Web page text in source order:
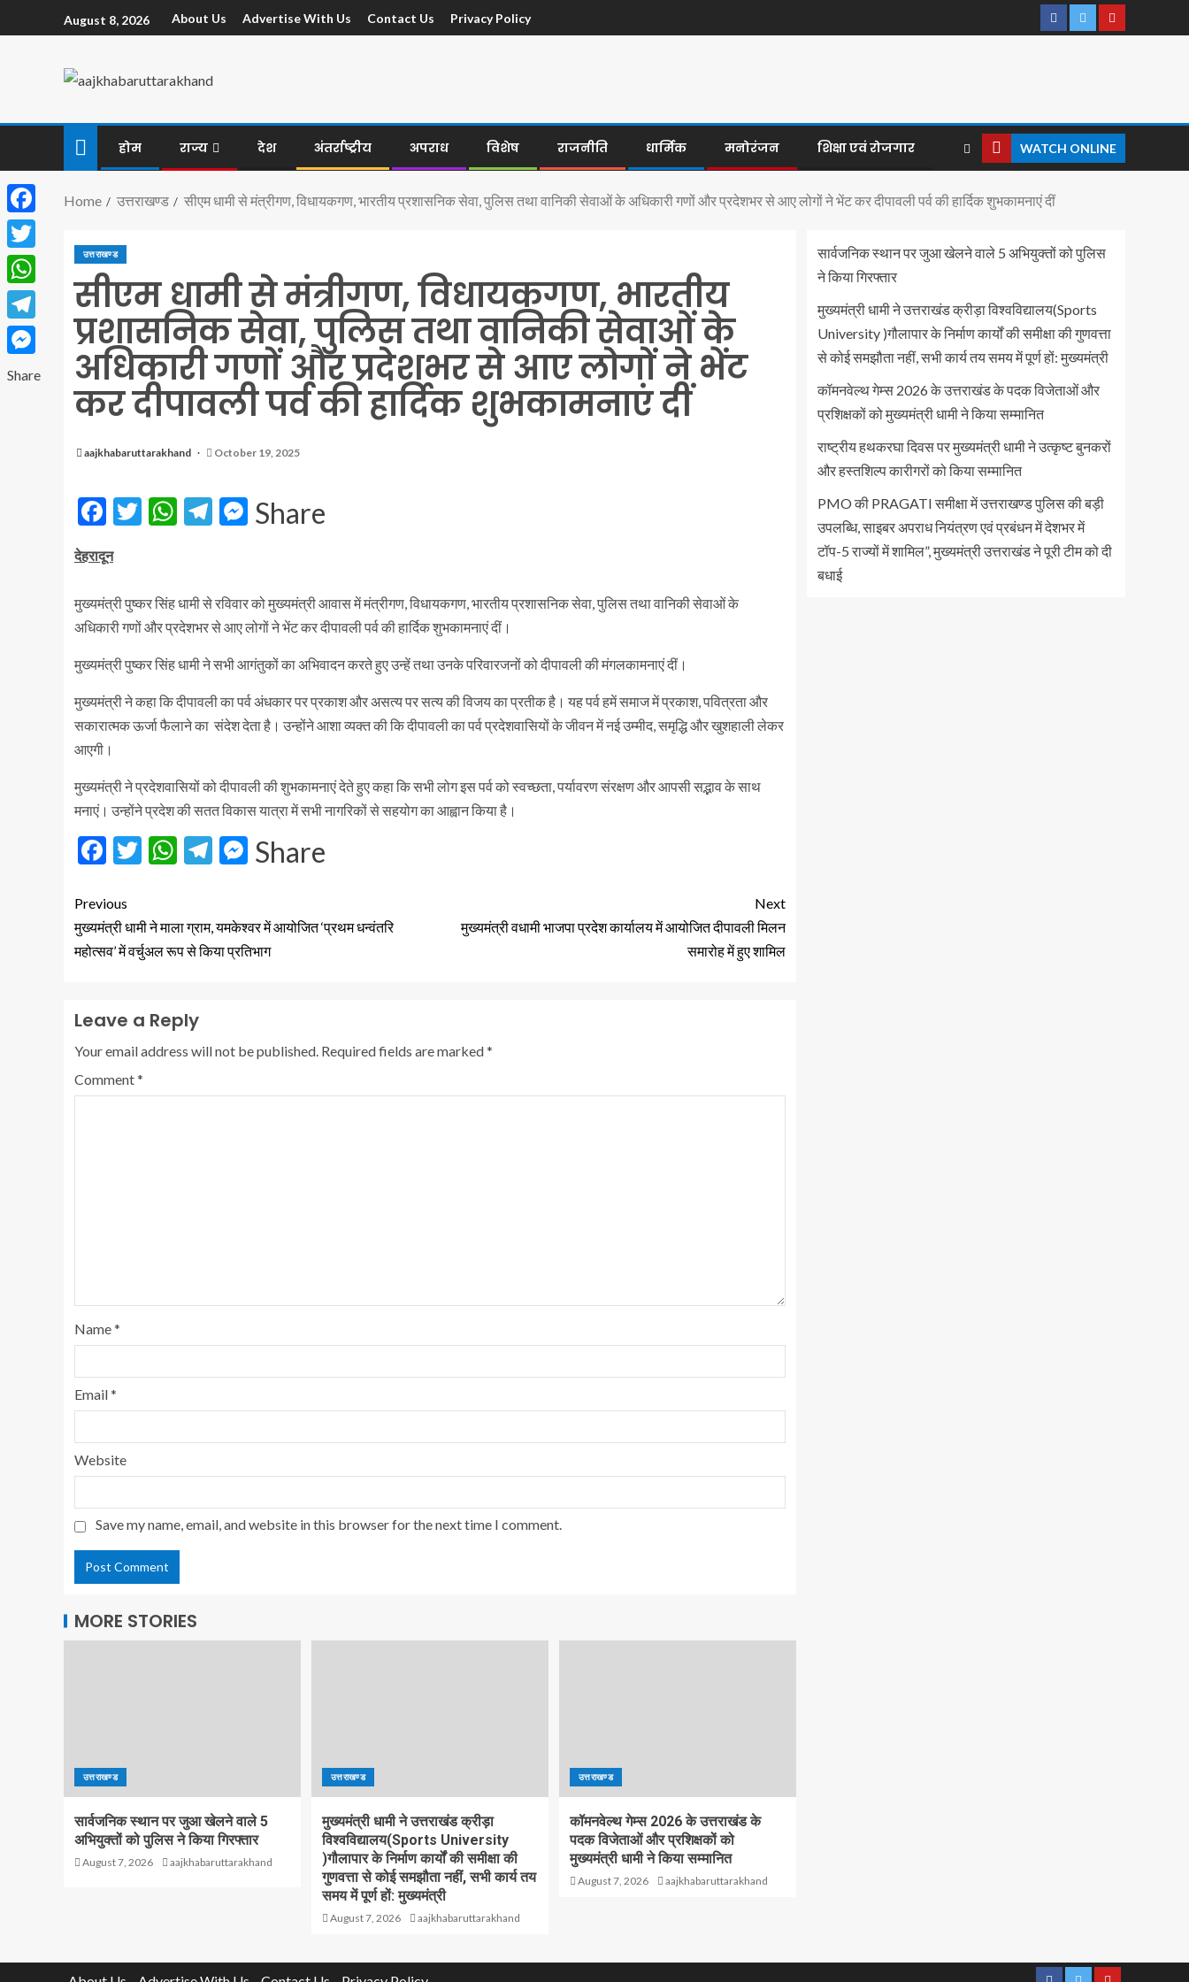
August 8, 2026 About Us Advertise With Us Contact Us Privacy Policy
होम राज्य देश अंतर्राष्ट्रीय अपराध विशेष राजनीति धार्मिक मनोरंजन शिक्षा एवं रोजगार WATCH ONLINE
Home उत्तराखण्ड सीएम धामी से मंत्रीगण, विधायकगण, भारतीय प्रशासनिक सेवा, पुलिस तथा वानिकी सेवाओं के अधिकारी गणों और प्रदेशभर से आए लोगों ने भेंट कर दीपावली पर्व की हार्दिक शुभकामनाएं दीं
उत्तराखण्ड
सीएम धामी से मंत्रीगण, विधायकगण, भारतीय
प्रशासनिक सेवा, पुलिस तथा वानिकी सेवाओं के
अधिकारी गणों और प्रदेशभर से आए लोगों ने भेंट
कर दीपावली पर्व की हार्दिक शुभकामनाएं दीं
aajkhabaruttarakhand October 19, 2025
Facebook
Twitter
WhatsApp
Telegram
Messenger
Share
देहरादून
मुख्यमंत्री पुष्कर सिंह धामी से रविवार को मुख्यमंत्री आवास में मंत्रीगण, विधायकगण, भारतीय प्रशासनिक सेवा, पुलिस तथा वानिकी सेवाओं के
अधिकारी गणों और प्रदेशभर से आए लोगों ने भेंट कर दीपावली पर्व की हार्दिक शुभकामनाएं दीं।
मुख्यमंत्री पुष्कर सिंह धामी ने सभी आगंतुकों का अभिवादन करते हुए उन्हें तथा उनके परिवारजनों को दीपावली की मंगलकामनाएं दीं।
मुख्यमंत्री ने कहा कि दीपावली का पर्व अंधकार पर प्रकाश और असत्य पर सत्य की विजय का प्रतीक है। यह पर्व हमें समाज में प्रकाश, पवित्रता और
सकारात्मक ऊर्जा फैलाने का संदेश देता है। उन्होंने आशा व्यक्त की कि दीपावली का पर्व प्रदेशवासियों के जीवन में नई उम्मीद, समृद्धि और खुशहाली लेकर
आएगी।
मुख्यमंत्री ने प्रदेशवासियों को दीपावली की शुभकामनाएं देते हुए कहा कि सभी लोग इस पर्व को स्वच्छता, पर्यावरण संरक्षण और आपसी सद्भाव के साथ
मनाएं। उन्होंने प्रदेश की सतत विकास यात्रा में सभी नागरिकों से सहयोग का आह्वान किया है।
Facebook
Twitter
WhatsApp
Telegram
Messenger
Share
Previous
मुख्यमंत्री धामी ने माला ग्राम, यमकेश्वर में आयोजित ‘प्रथम धन्वंतरि
महोत्सव’ में वर्चुअल रूप से किया प्रतिभाग
Next
मुख्यमंत्री वधामी भाजपा प्रदेश कार्यालय में आयोजित दीपावली मिलन
समारोह में हुए शामिल
Leave a Reply
Your email address will not be published. Required fields are marked*
Comment*
Name*
Email*
Website
Save my name, email, and website in this browser for the next time I comment.
MORE STORIES
उत्तराखण्ड
सार्वजनिक स्थान पर जुआ खेलने वाले 5
अभियुक्तों को पुलिस ने किया गिरफ्तार
August 7, 2026 aajkhabaruttarakhand
उत्तराखण्ड
मुख्यमंत्री धामी ने उत्तराखंड क्रीड़ा
विश्वविद्यालय(Sports University
)गौलापार के निर्माण कार्यों की समीक्षा की
गुणवत्ता से कोई समझौता नहीं, सभी कार्य तय
समय में पूर्ण हों: मुख्यमंत्री
August 7, 2026 aajkhabaruttarakhand
उत्तराखण्ड
कॉमनवेल्थ गेम्स 2026 के उत्तराखंड के
पदक विजेताओं और प्रशिक्षकों को
मुख्यमंत्री धामी ने किया सम्मानित
August 7, 2026 aajkhabaruttarakhand
सार्वजनिक स्थान पर जुआ खेलने वाले 5 अभियुक्तों को पुलिस
ने किया गिरफ्तार
मुख्यमंत्री धामी ने उत्तराखंड क्रीड़ा विश्वविद्यालय(Sports
University )गौलापार के निर्माण कार्यों की समीक्षा की गुणवत्ता
से कोई समझौता नहीं, सभी कार्य तय समय में पूर्ण हों: मुख्यमंत्री
कॉमनवेल्थ गेम्स 2026 के उत्तराखंड के पदक विजेताओं और
प्रशिक्षकों को मुख्यमंत्री धामी ने किया सम्मानित
राष्ट्रीय हथकरघा दिवस पर मुख्यमंत्री धामी ने उत्कृष्ट बुनकरों
और हस्तशिल्प कारीगरों को किया सम्मानित
PMO की PRAGATI समीक्षा में उत्तराखण्ड पुलिस की बड़ी
उपलब्धि, साइबर अपराध नियंत्रण एवं प्रबंधन में देशभर में
टॉप-5 राज्यों में शामिल”, मुख्यमंत्री उत्तराखंड ने पूरी टीम को दी
बधाई
Facebook
Twitter
WhatsApp
Telegram
Messenger
Share